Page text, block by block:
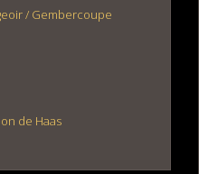
/ Gembercoupe
de Haas